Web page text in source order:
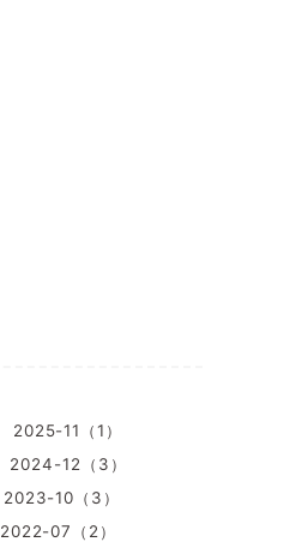
2025-11（1）
2024-12（3）
2023-10（3）
2022-07（2）